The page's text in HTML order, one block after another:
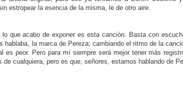
estropear la esencia de la misma, le de otro aire.
lo que acabo de exponer es esta canción. Basta con
hablaba, la marca de Pereza; cambiando el ritmo de la
es peor. Pero para mí siempre será mejor tener más
de cualquiera, pero es que, señores, estamos hablando de